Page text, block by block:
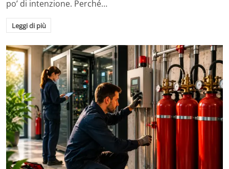
po’ di intenzione. Perché…
Leggi di più